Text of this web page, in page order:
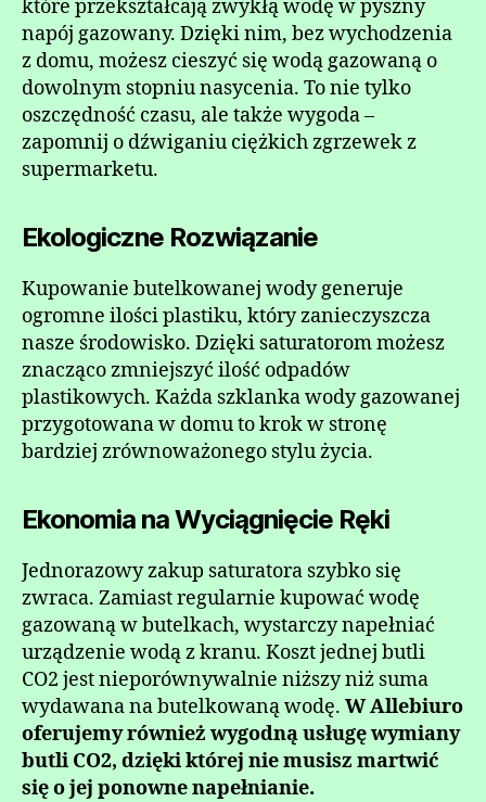
które przekształcają zwykłą wodę w pyszny
napój gazowany. Dzięki nim, bez wychodzenia
z domu, możesz cieszyć się wodą gazowaną o
dowolnym stopniu nasycenia. To nie tylko
oszczędność czasu, ale także wygoda –
zapomnij o dźwiganiu ciężkich zgrzewek z
supermarketu.
Ekologiczne Rozwiązanie
Kupowanie butelkowanej wody generuje
ogromne ilości plastiku, który zanieczyszcza
nasze środowisko. Dzięki saturatorom możesz
znacząco zmniejszyć ilość odpadów
plastikowych. Każda szklanka wody gazowanej
przygotowana w domu to krok w stronę
bardziej zrównoważonego stylu życia.
Ekonomia na Wyciągnięcie Ręki
Jednorazowy zakup saturatora szybko się
zwraca. Zamiast regularnie kupować wodę
gazowaną w butelkach, wystarczy napełniać
urządzenie wodą z kranu. Koszt jednej butli
CO2 jest nieporównywalnie niższy niż suma
wydawana na butelkowaną wodę. W Allebiuro
oferujemy również wygodną usługę wymiany
butli CO2, dzięki której nie musisz martwić
się o jej ponowne napełnianie.